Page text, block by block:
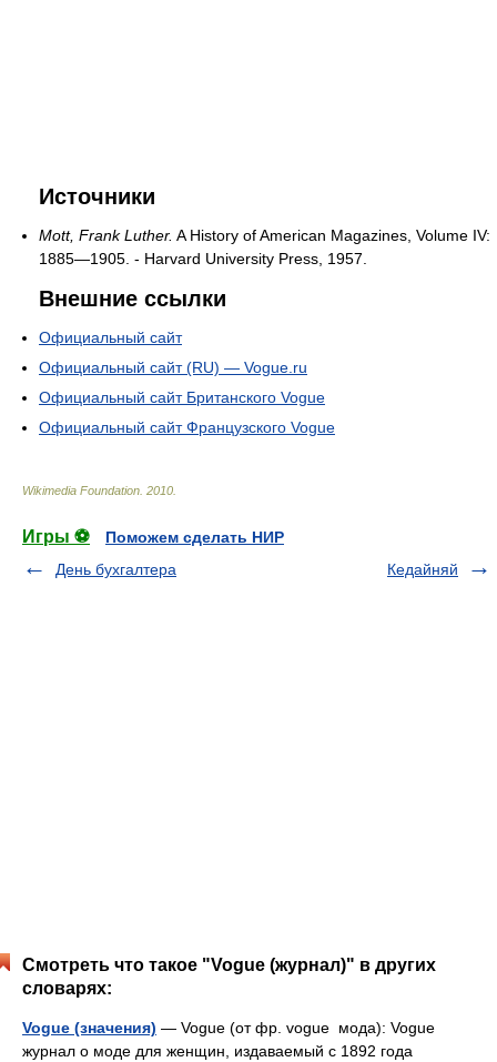
Источники
Mott, Frank Luther. A History of American Magazines, Volume IV:
1885—1905. - Harvard University Press, 1957.
Внешние ссылки
Официальный сайт
Официальный сайт (RU) — Vogue.ru
Официальный сайт Британского Vogue
Официальный сайт Французского Vogue
Wikimedia Foundation. 2010.
Игры ⚽
Поможем сделать НИР
День бухгалтера
Кедайняй
Смотреть что такое "Vogue (журнал)" в других
словарях:
Vogue (значения) — Vogue (от фр. vogue мода): Vogue
журнал о моде для женщин, издаваемый с 1892 года